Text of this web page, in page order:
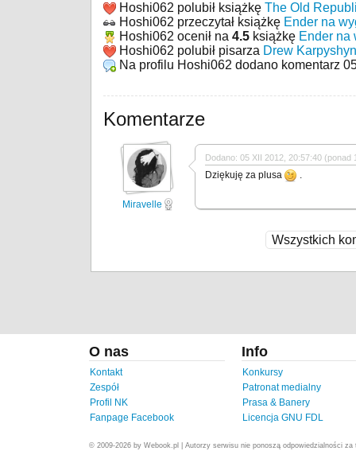
Hoshi062 polubił książkę The Old
Hoshi062 przeczytał książkę Ender na
Hoshi062 ocenił na 4.5 książkę Ender na
Hoshi062 polubił pisarza Drew Karpyshyn
Na profilu Hoshi062 dodano komentarz
Komentarze
Miravelle
Dodano: 05 XII 2012, 20:57:40 (ponad
Dziękuję za plusa .
Wszystkich
O nas
Kontakt
Zespół
Profil NK
Fanpage Facebook
Info
Konkursy
Patronat medialny
Prasa & Banery
Licencja GNU FDL
© 2009-2026 by Webook.pl | Autorzy serwisu nie ponoszą odpowiedzialności